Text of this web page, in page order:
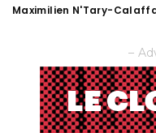
Posted
Maximilien N'Tary-
–